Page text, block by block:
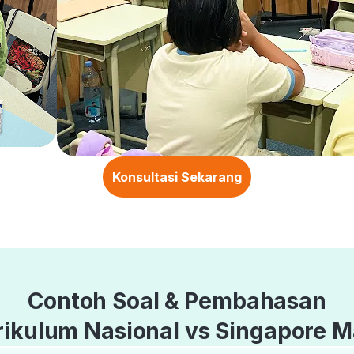
Konsultasi Sekarang
Contoh Soal & Pembahasan
Nasional vs Singapore